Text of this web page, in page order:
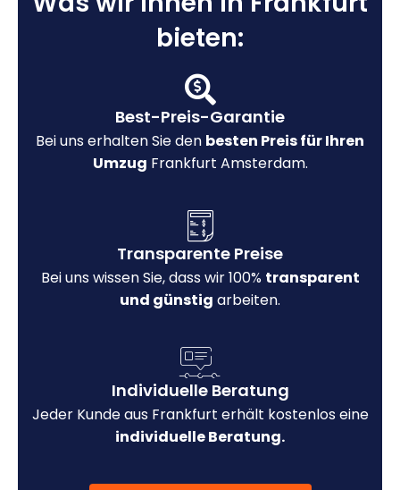
bieten:
Best-Preis-Garantie
Bei uns erhalten Sie den besten Preis für Ihren
Umzug Frankfurt Amsterdam.
Transparente Preise
Bei uns wissen Sie, dass wir 100% transparent
und günstig arbeiten.
Individuelle Beratung
Jeder Kunde aus Frankfurt erhält kostenlos eine
individuelle Beratung.